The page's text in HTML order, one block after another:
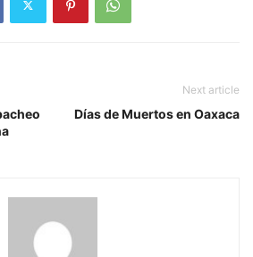
Next article
Días de Muertos en Oaxaca